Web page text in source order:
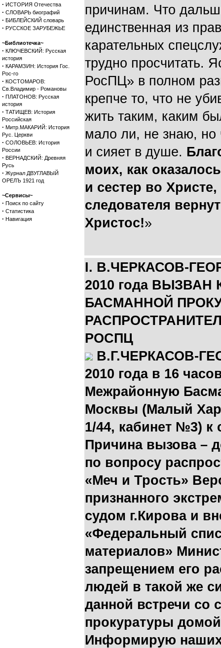
· ИСТОРИЯ Отечества
· СЛОВАРЬ биографий
· БИБЛЕЙСКИЙ словарь
· РУССКОЕ ЗАРУБЕЖЬЕ
~Библиотечка~
· КЛЮЧЕВСКИЙ: Русская
история
· КАРАМЗИН: История Гос.
Рос-го
· КОСТОМАРОВ:
Св.Владимир - Романовы
· ПЛАТОНОВ: Русская
история
· ТАТИЩЕВ: История
Российская
· Митр.МАКАРИЙ: История
Рус. Церкви
· СОЛОВЬЕВ: История
России
· ВЕРНАДСКИЙ: Древняя
Русь
· Журнал ДВУГЛАВЫЙ
ОРЕЛЪ 1921 год
~Сервисы~
· Поиск по сайту
· Статистика
· Навигация
причинам. Что
единственная из
карательных
трудно просчитать.
РосПЦ» в полном
крепче то, что не
жить таким, каким
мало ли, не знаю, но
и сияет в душе.
моих, как
и сестер во
следователя
Христос!»
I. В.ЧЕРКАСОВ-
2010 года
БАСМАННОЙ
РОСПЦ
В.Г.ЧЕРКАСОВ-
2010 года в 16
Межрайонную
Москвы (Малый
1/44, кабинет №3) к
Причина вызова –
по вопросу
«Меч и Трость»
признанного
судом г.Кирова и
«Федеральный
материалов»
запрещением его
людей в такой же
данной встречи со
прокуратуры
Информирую наших